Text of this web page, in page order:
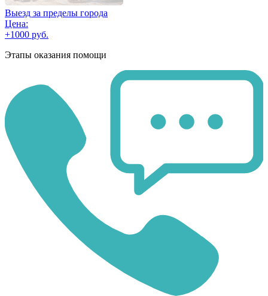
Выезд за пределы города
Цена:
+1000 руб.
Этапы оказания помощи